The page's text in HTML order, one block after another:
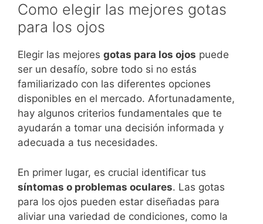
Como elegir las mejores gotas
para los ojos
Elegir las mejores gotas para los ojos puede
ser un desafío, sobre todo si no estás
familiarizado con las diferentes opciones
disponibles en el mercado. Afortunadamente,
hay algunos criterios fundamentales que te
ayudarán a tomar una decisión informada y
adecuada a tus necesidades.
En primer lugar, es crucial identificar tus
síntomas o problemas oculares. Las gotas
para los ojos pueden estar diseñadas para
aliviar una variedad de condiciones, como la